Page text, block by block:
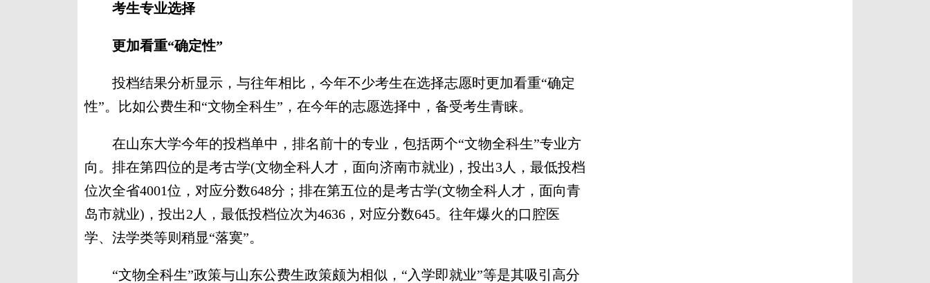
考生专业选择
更加看重“确定性”
投档结果分析显示，与往年相比，今年不少考生在选择志愿时更加看重“确定
性”。比如公费生和“文物全科生”，在今年的志愿选择中，备受考生青睐。
在山东大学今年的投档单中，排名前十的专业，包括两个“文物全科生”专业方
向。排在第四位的是考古学(文物全科人才，面向济南市就业)，投出3人，最低投档
位次全省4001位，对应分数648分；排在第五位的是考古学(文物全科人才，面向青
岛市就业)，投出2人，最低投档位次为4636，对应分数645。往年爆火的口腔医
学、法学类等则稍显“落寞”。
“文物全科生”政策与山东公费生政策颇为相似，“入学即就业”等是其吸引高分